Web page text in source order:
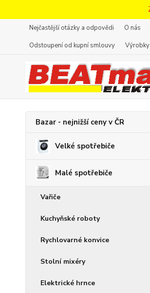
Nejčastější otázky a odpovědi O nás
Odstoupení od kupní smlouvy
Bazar - nejnižší ceny v ČR
Velké spotřebiče
Malé spotřebiče
Vařiče
Kuchyňské roboty
Rychlovarné konvice
Stolní mixéry
Elektrické hrnce